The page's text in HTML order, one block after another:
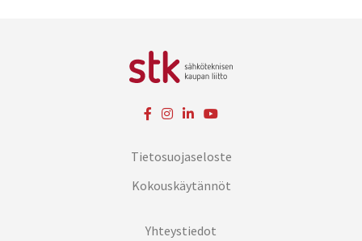
Tietosuojaseloste
Kokouskäytännöt
Yhteystiedot